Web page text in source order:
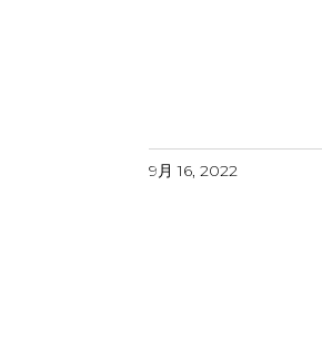
9月 16, 2022